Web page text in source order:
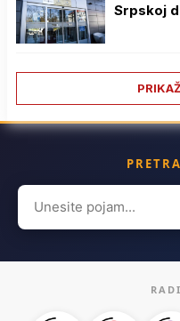
Srpskoj
Search
for: